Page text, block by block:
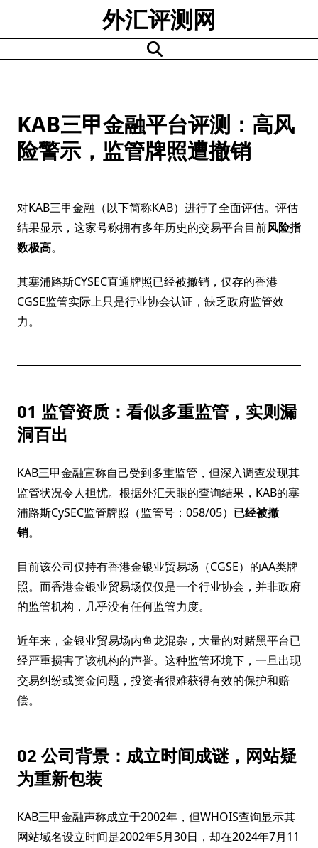
content
外汇评测网
KAB三甲金融平台评测：高风
险警示，监管牌照遭撤销
对KAB三甲金融（以下简称KAB）进行了全面评估。评估
结果显示，这家号称拥有多年历史的交易平台目前风险指
数极高。
其塞浦路斯CYSEC直通牌照已经被撤销，仅存的香港
CGSE监管实际上只是行业协会认证，缺乏政府监管效
力。
01 监管资质：看似多重监管，实则漏
洞百出
KAB三甲金融宣称自己受到多重监管，但深入调查发现其
监管状况令人担忧。根据外汇天眼的查询结果，KAB的塞
浦路斯CySEC监管牌照（监管号：058/05） 已经被撤
销。
目前该公司仅持有香港金银业贸易场（CGSE）的AA类牌
照。而香港金银业贸易场仅仅是一个行业协会，并非政府
的监管机构，几乎没有任何监管力度。
近年来，金银业贸易场内鱼龙混杂，大量的对赌黑平台已
经严重损害了该机构的声誉。这种监管环境下，一旦出现
交易纠纷或资金问题，投资者很难获得有效的保护和赔
偿。
02 公司背景：成立时间成谜，网站疑
为重新包装
KAB三甲金融声称成立于2002年，但WHOIS查询显示其
网站域名设立时间是2002年5月30日，却在2024年7月11